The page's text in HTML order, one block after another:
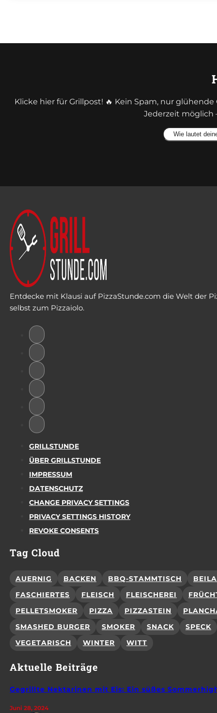
Klicke hier für Grillpost! 🔥 Kein Spam, nur
Jederzeit möglich
Entdecke mit Klausi auf PizzaStunde.com die Welt der
selbst zum Pizzaiolo.
GRILLSTUNDE
ÜBER GRILLSTUNDE
IMPRESSUM
DATENSCHUTZ
CHANGE PRIVACY SETTINGS
PRIVACY SETTINGS HISTORY
REVOKE CONSENTS
Tag Cloud
AUERNIG BACKEN BBQ-STAMMTISCH
FASCHIERTES
FLEISCH FLEISCHEREI
PELLETSMOKER
PIZZA PIZZASTEIN
SMASHED BURGER
SMOKER SNACK
SPECK
VEGETARISCH
WINTER WITT
Aktuelle Beiträge
Gegrillte Nektarinen mit Eis: Ein süßes
Juni 28, 2024